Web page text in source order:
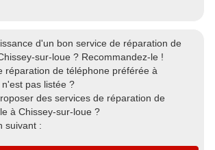
d'un bon service de réparation de
sur-loue ? Recommandez-le !
réparation de téléphone préférée à
pas listée ?
des services de réparation de
à Chissey-sur-loue ?
suivant :